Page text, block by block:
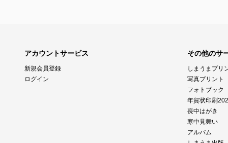
アカウントサービス
新規会員登録
ログイン
その他のサ
しまうまプリ
写真プリント
フォトブック
年賀状印刷
喪中はがき
寒中見舞い
アルバム